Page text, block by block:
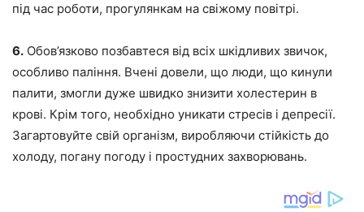
під час роботи, прогулянкам на свіжому повітрі.
6. Обов’язково позбавтеся від всіх шкідливих звичок,
особливо паління. Вчені довели, що люди, що кинули
палити, змогли дуже швидко знизити холестерин в
крові. Крім того, необхідно уникати стресів і депресії.
Загартовуйте свій організм, виробляючи стійкість до
холоду, погану погоду і простудних захворювань.